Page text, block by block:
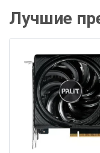
Лучшие